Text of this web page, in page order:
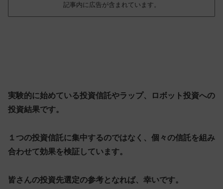
記事内に広告が含まれています。
実験的に始めている投資信託やラップ、ロボット投資への
投資結果です。
１つの投資信託に集中するのではなく、個々の信託を組み
合わせて効果を検証しています。
皆さんの投資先選定の参考となれば、幸いです。